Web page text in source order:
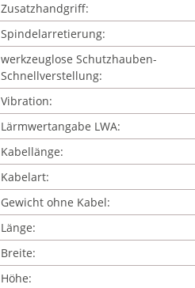
Zusatzhandgriff:
Spindelarretierung:
werkzeuglose Schutzhauben-
Schnellverstellung:
Vibration:
Lärmwertangabe LWA:
Kabellänge:
Kabelart:
Gewicht ohne Kabel:
Länge:
Breite:
Höhe: